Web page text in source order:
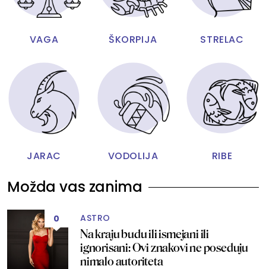
VAGA ŠKORPIJA STRELAC
JARAC VODOLIJA RIBE
Možda vas zanima
0 ASTRO
Na kraju budu ili ismejani ili
ignorisani: Ovi znakovi ne poseduju
nimalo autoriteta